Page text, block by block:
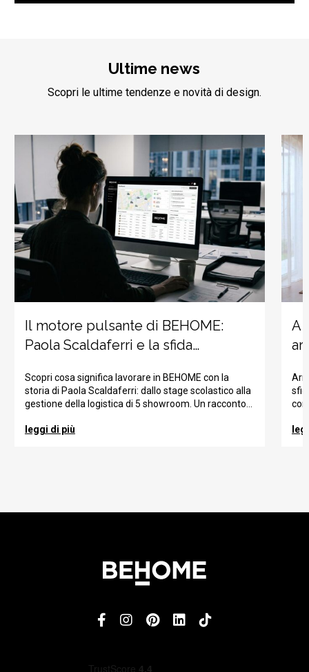
Ultime news
Scopri le ultime tendenze e novità di design.
Il motore pulsante di BEHOME:
Paola Scaldaferri e la sfida
Scopri cosa significa lavorare in BEHOME con la
storia di Paola Scaldaferri: dallo stage scolastico alla
gestione della logistica di 5 showroom. Un racconto
leggi di più
A